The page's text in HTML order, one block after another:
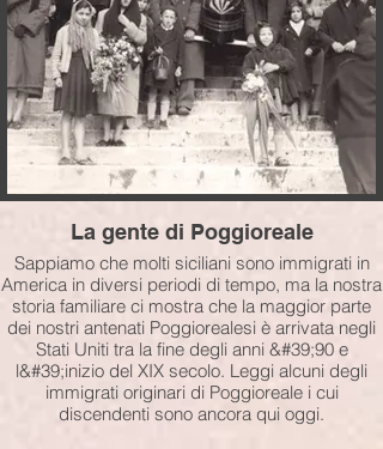
La gente di Poggioreale
Sappiamo che molti siciliani sono immigrati in
America in diversi periodi di tempo, ma la nostra
storia familiare ci mostra che la maggior parte
dei nostri antenati Poggiorealesi è arrivata negli
Stati Uniti tra la fine degli anni &#39;90 e
l&#39;inizio del XIX secolo. Leggi alcuni degli
immigrati originari di Poggioreale i cui
discendenti sono ancora qui oggi.